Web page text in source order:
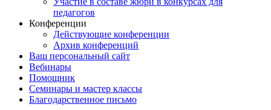
Участие в составе жюри в конкурсах для
педагогов
Конференции
Действующие конференции
Архив конференций
Ваш персональный сайт
Вебинары
Помощник
Семинары и мастер классы
Благодарственное письмо